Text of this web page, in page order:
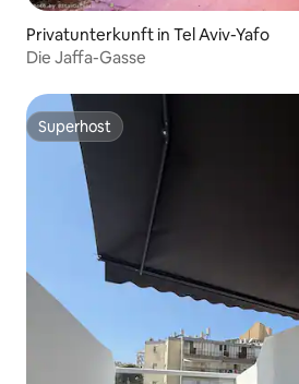
Privatunterkunft in Tel Aviv-Yafo
Die Jaffa-Gasse
Superhost
Superhost